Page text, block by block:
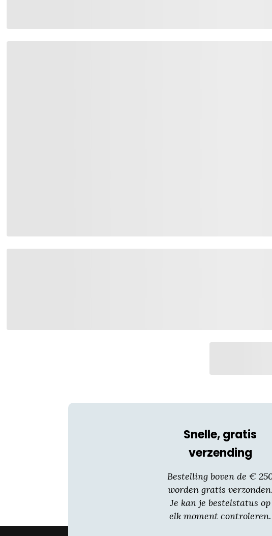
Snelle, gratis
verzending
Bestelling boven de €
worden gratis verzonden.
Je kan je bestelstatus op
elk moment controleren.